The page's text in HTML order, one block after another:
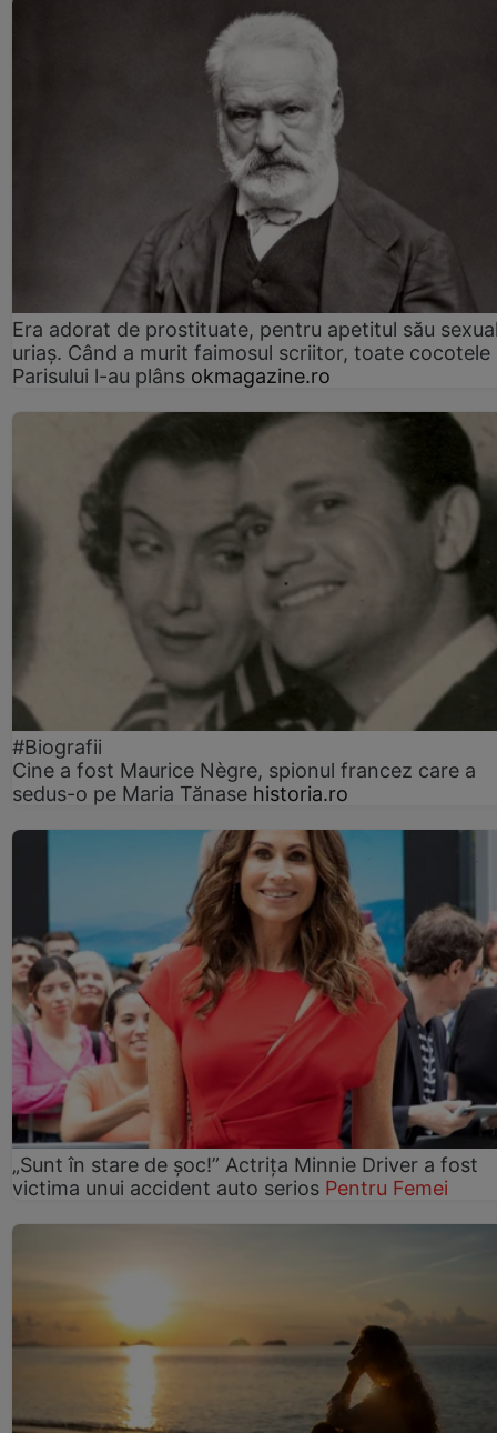
Era adorat de prostituate, pentru apetitul său
uriaș. Când a murit faimosul scriitor, toate cocotele
Parisului l-au plâns okmagazine.ro
#Biografii
Cine a fost Maurice Nègre, spionul francez care a
sedus-o pe Maria Tănase historia.ro
„Sunt în stare de șoc!” Actrița Minnie Driver a fost
victima unui accident auto serios Pentru Femei